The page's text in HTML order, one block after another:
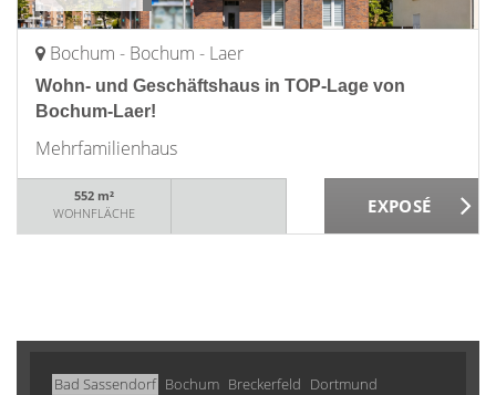
Bochum - Bochum - Laer
Wohn- und Geschäftshaus in TOP-Lage von
Bochum-Laer!
Mehrfamilienhaus
552 m²
WOHNFLÄCHE
Bad Sassendorf Bochum Breckerfeld Dortmund